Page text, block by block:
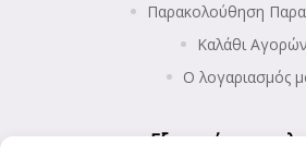
Παρακολούθηση
Καλάθι Αγορών
Ο λογαριασμός
Εξυπηρέτηση